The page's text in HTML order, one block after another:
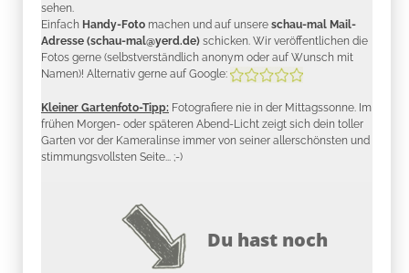
sehen.
Einfach Handy-Foto machen und auf unsere schau-mal Mail-
Adresse (schau-mal@yerd.de) schicken. Wir veröffentlichen die
Fotos gerne (selbstverständlich anonym oder auf Wunsch mit
Namen)! Alternativ gerne auf Google:
Kleiner Gartenfoto-Tipp: Fotografiere nie in der Mittagssonne. Im
frühen Morgen- oder späteren Abend-Licht zeigt sich dein toller
Garten vor der Kameralinse immer von seiner allerschönsten und
stimmungsvollsten Seite... ;-)
Du hast noch